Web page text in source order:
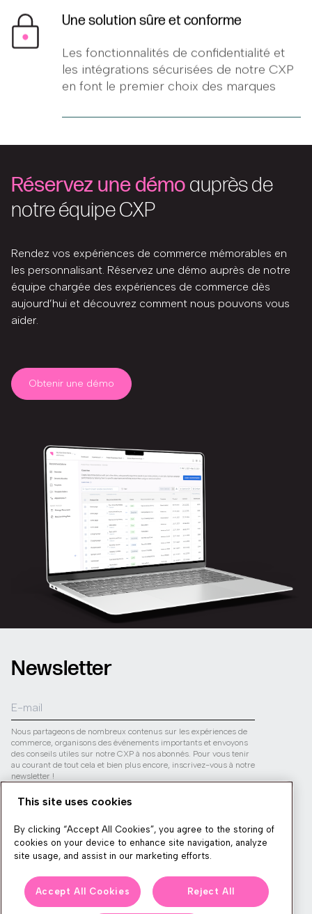
Une solution sûre et conforme
Les fonctionnalités de confidentialité et
les intégrations sécurisées de notre CXP
en font le premier choix des marques
Réservez une démoauprès de
notre équipe CXP
Rendez vos expériences de commerce mémorables en
les personnalisant. Réservez une démo auprès de notre
équipe chargée des expériences de commerce dès
aujourd’hui et découvrez comment nous pouvons vous
aider.
Obtenir une démo
Newsletter
Nous partageons de nombreux contenus sur les expériences de
commerce, organisons des événements importants et envoyons
des conseils utiles sur notre CXP à nos abonnés. Pour vous tenir
au courant de tout cela et bien plus encore, inscrivez-vous à notre
newsletter !
Votre vie privée est en sécurité avec nous. Jetez un œil à notre
Envoyer
This site uses cookies
By clicking “Accept All Cookies”, you agree to the storing of
cookies on your device to enhance site navigation, analyze
site usage, and assist in our marketing efforts.
Accept All Cookies Reject All